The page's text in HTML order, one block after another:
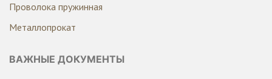
Проволока пружинная
Металлопрокат
ВАЖНЫЕ ДОКУМЕНТЫ